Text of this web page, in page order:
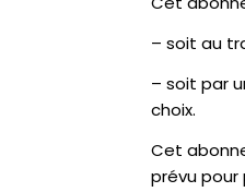
– soit au
– soit par
choix.
Cet
prévu pour